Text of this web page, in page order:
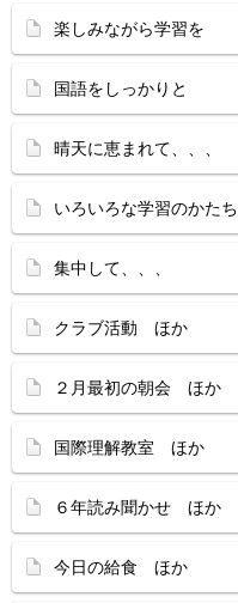
楽しみながら学習を
国語をしっかりと
晴天に恵まれて、、、
いろいろな学習のかたち
集中して、、、
クラブ活動 ほか
２月最初の朝会 ほか
国際理解教室 ほか
６年読み聞かせ ほか
今日の給食 ほか